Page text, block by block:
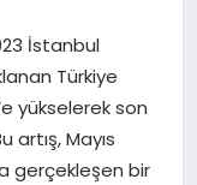
İstanbul
Türkiye
yükselerek son
artış, Mayıs
gerçekleşen bir